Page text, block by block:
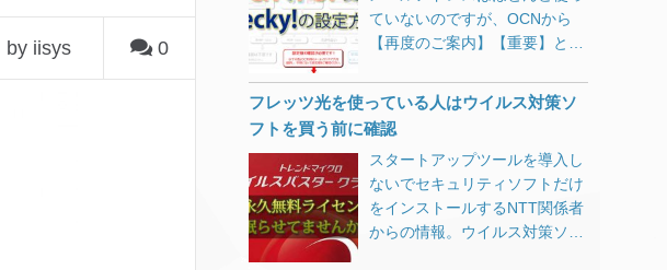
by iisys 0
ていないのですが、OCNから
【再度のご案内】【重要】と、
で目を通してみると、本当に重
要な内容でした。 ＯＣＮではセ
キュリティ強化のため、 ２０１
９年１０月１日以降順次、ＯＣ
Ｎメールをメールソフトでご利
用いただく際、推奨設定以外で
は送受信(ＰＯＰ／ＳＭＴＰ)で
フレッツ光を使っている人はウイルス対策ソ
フトを買う前に確認
スタートアップツールを導入し
ないでセキュリティソフトだけ
をインストールするNTT関係者
からの情報。ウイルス対策ソフ